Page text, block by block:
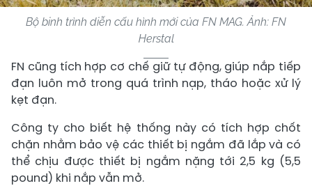
Bộ binh trình diễn cấu hình mới của FN MAG. Ảnh: FN
Herstal
FN cũng tích hợp cơ chế giữ tự động, giúp nắp tiếp
đạn luôn mở trong quá trình nạp, tháo hoặc xử lý
kẹt đạn.
Công ty cho biết hệ thống này có tích hợp chốt
chặn nhằm bảo vệ các thiết bị ngắm đã lắp và có
thể chịu được thiết bị ngắm nặng tới 2,5 kg (5,5
pound) khi nắp vẫn mở.